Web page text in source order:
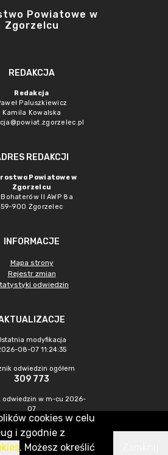
Powiatowe w
Zgorzelcu
REDAKCJA
Redakcja
Paluszkiewicz
Kamila Kowalska
REDAKCJI
Powiatowe w
Zgorzelcu
II AWP 8a
59-900 Zgorzelec
INFORMACJE
Mapa strony
Rejestr zmian
odwiedzin
modyfikacja
08-07 11:24:35
odwiedzin ogółem
309 773
odwiedzin w m-cu 2026-
07
471
cookies w celu
i zgodnie z
. Możesz określić